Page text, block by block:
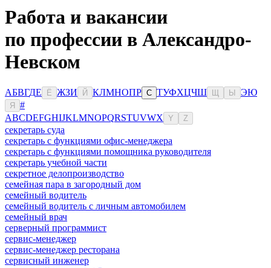
Работа и вакансии
по профессии в Александро-
Невском
АБВГДЕ Ё ЖЗИ Й КЛМНОПР С ТУФХЦЧШ Ы ЭЮ
Я
#
ABCDEFGHIJKLMNOPQRSTUVWX Y Z
секретарь суда
секретарь с функциями офис-менеджера
секретарь с функциями помощника руководителя
секретарь учебной части
секретное делопроизводство
семейная пара в загородный дом
семейный водитель
семейный водитель с личным автомобилем
семейный врач
серверный программист
сервис-менеджер
сервис-менеджер ресторана
сервисный инженер